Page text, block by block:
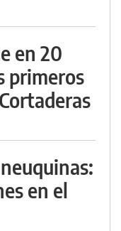
en 20
primeros
en el